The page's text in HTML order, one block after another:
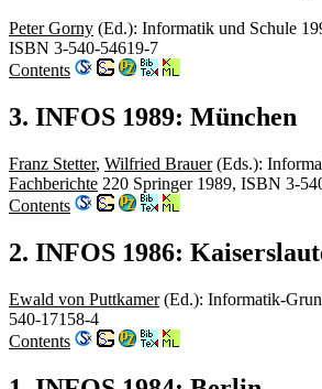
Peter Gorny (Ed.): Informatik und Schule
ISBN 3-540-54619-7
Contents
3. INFOS 1989: München
Franz Stetter, Wilfried Brauer(Eds.):
Fachberichte 220 Springer 1989, ISBN 3-
Contents
2. INFOS 1986:
Ewald von Puttkamer(Ed.): Informatik-
540-17158-4
Contents